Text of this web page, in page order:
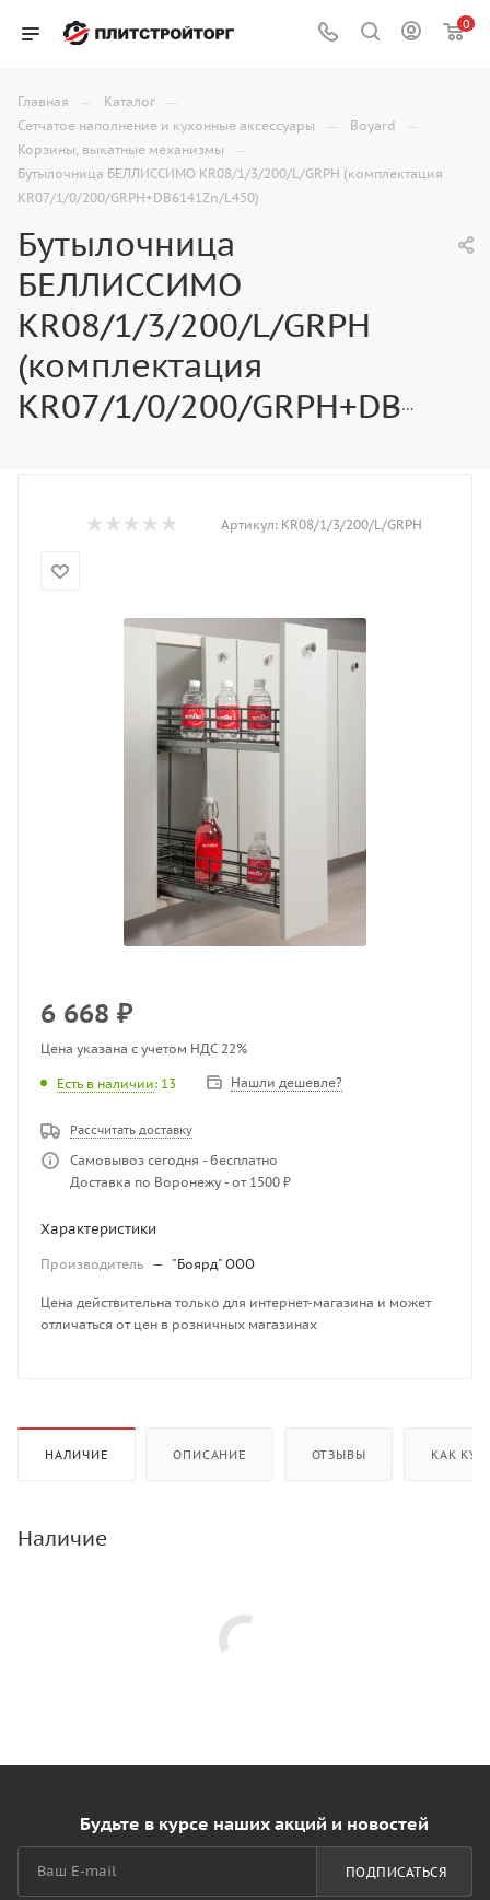
0
Главная — Каталог —
Сетчатое наполнение и кухонные аксессуары — Boyard —
Корзины, выкатные механизмы —
Бутылочница БЕЛЛИССИМО KR08/1/3/200/L/GRPH (комплектация
KR07/1/0/200/GRPH+DB6141Zn/L450)
Бутылочница
БЕЛЛИССИМО
KR08/1/3/200/L/GRPH
(комплектация
KR07/1/0/200/GRPH+DB6141Zn/L450)
Артикул: KR08/1/3/200/L/GRPH
6 668 ₽
Цена указана с учетом НДС 22%
Есть в наличии: 13 Нашли дешевле?
Рассчитать доставку
Самовывоз сегодня - бесплатно
Доставка по Воронежу - от 1500 ₽
Характеристики
Производитель — "Боярд" ООО
Цена действительна только для интернет-магазина и может
отличаться от цен в розничных магазинах
НАЛИЧИЕ ОПИСАНИЕ ОТЗЫВЫ КАК
Наличие
Будьте в курсе наших акций и новостей
ПОДПИСАТЬСЯ